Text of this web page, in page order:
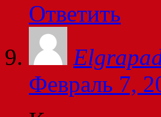
Ответить
Февраль 7,